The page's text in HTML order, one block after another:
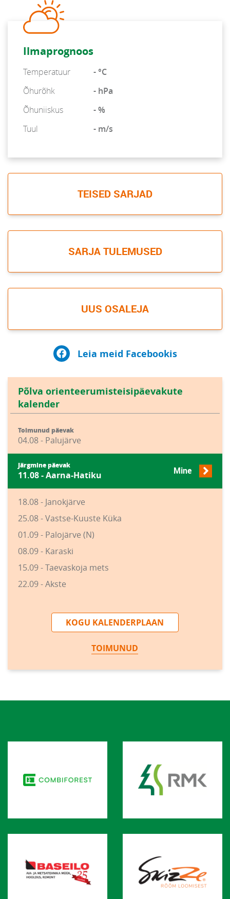
Ilmaprognoos
Temperatuur
- °C
Õhurõhk
- hPa
Õhuniiskus
- %
Tuul
- m/s
TEISED SARJAD
SARJA TULEMUSED
UUS OSALEJA
Leia meid Facebookis
Põlva orienteerumisteisipäevakute
kalender
Toimunud päevak
04.08 - Palujärve
Järgmine päevak
11.08 - Aarna-Hatiku Mine
18.08 - Janokjärve
25.08 - Vastse-Kuuste Küka
01.09 - Palojärve (N)
08.09 - Karaski
15.09 - Taevaskoja mets
22.09 - Akste
KOGU KALENDERPLAAN
TOIMUNUD